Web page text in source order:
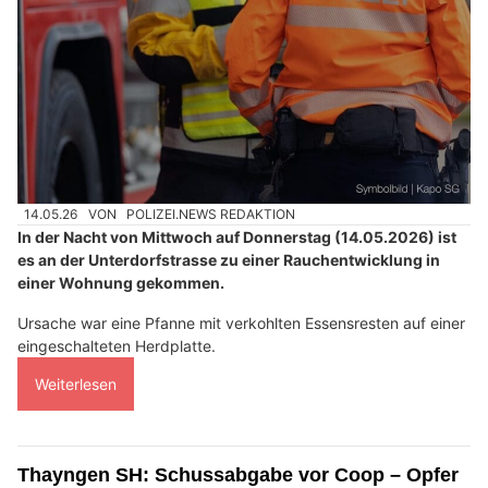
14.05.26 VON POLIZEI.NEWS REDAKTION
In der Nacht von Mittwoch auf Donnerstag (14.05.2026) ist
es an der Unterdorfstrasse zu einer Rauchentwicklung in
einer Wohnung gekommen.
Ursache war eine Pfanne mit verkohlten Essensresten auf einer
eingeschalteten Herdplatte.
Weiterlesen
Thayngen SH: Schussabgabe vor Coop – Opfer